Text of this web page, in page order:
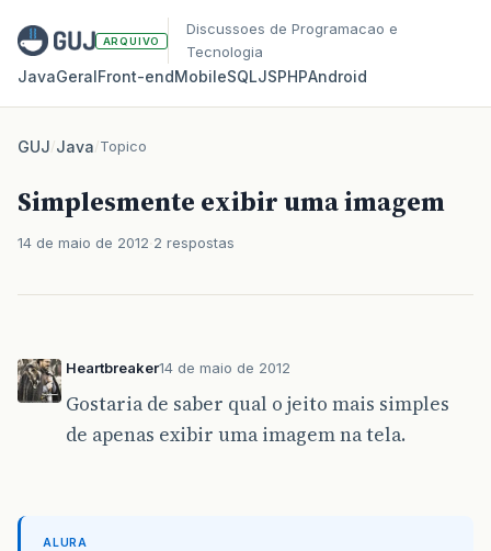
ARQUIVO
Discussoes de Programacao e
Tecnologia
JavaGeralFront‑endMobileSQLJSPHPAndroid
GUJ/Java/Topico
Simplesmente exibir uma imagem
14 de maio de 2012 2 respostas
Heartbreaker14 de maio de 2012
Gostaria de saber qual o jeito mais simples
de apenas exibir uma imagem na tela.
ALURA